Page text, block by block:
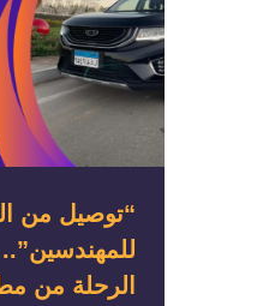
“توصيل من
للمهندسين”..
الرحلة من